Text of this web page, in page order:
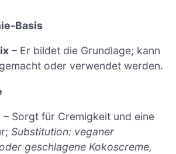
Basis
– Er bildet die Grundlage; kann
oder verwendet werden.
– Sorgt für Cremigkeit und eine
Substitution: veganer
geschlagene Kokoscreme,